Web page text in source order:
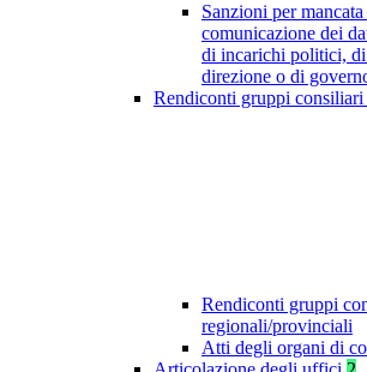
Sanzioni per
comunicazione dei
di incarichi politici,
direzione o di
Rendiconti gruppi
Rendiconti gruppi
regionali/provinciali
Atti degli organi di